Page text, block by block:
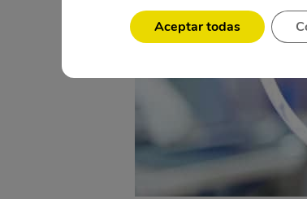
Aceptar todas